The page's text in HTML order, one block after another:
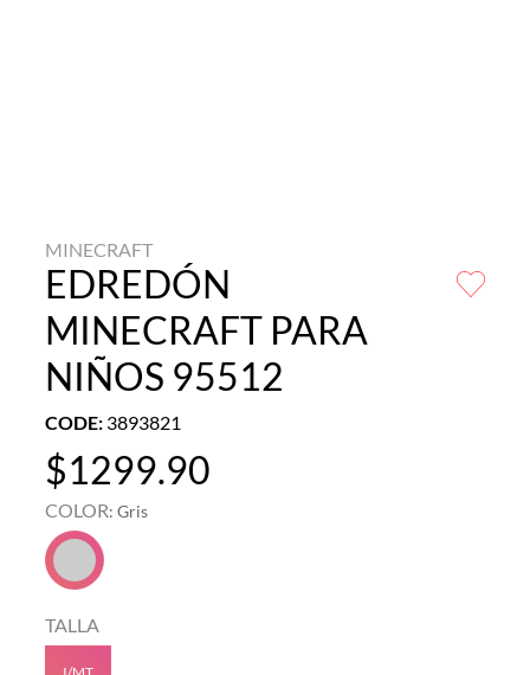
MINECRAFT
EDREDÓN
MINECRAFT PARA
NIÑOS 95512
CODE: 3893821
$1299.90
COLOR: Gris
TALLA